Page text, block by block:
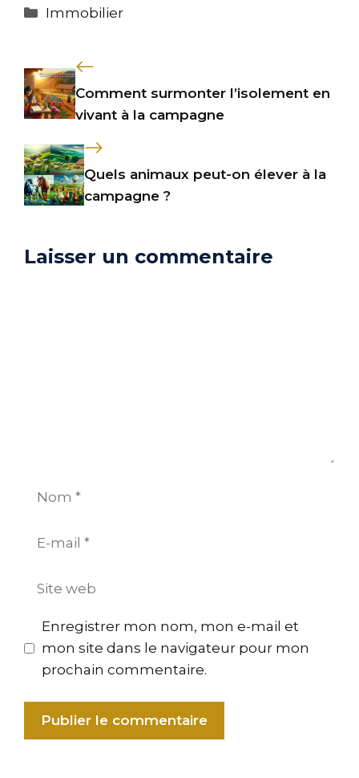
Catégories
Immobilier
Comment surmonter l’isolement en
vivant à la campagne
Quels animaux peut-on élever à la
campagne ?
Laisser un commentaire
Nom
Site
Enregistrer mon nom, mon e-mail et
mon site dans le navigateur pour mon
prochain commentaire.